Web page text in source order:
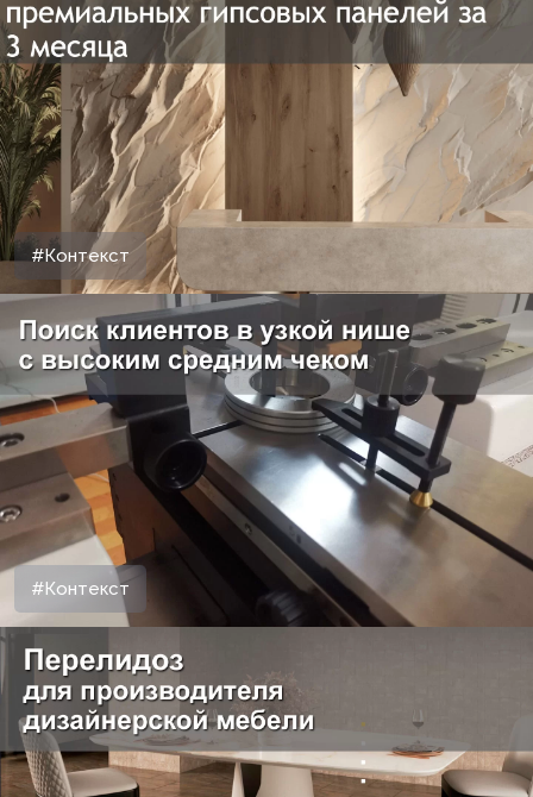
#Контекст
#Контекст